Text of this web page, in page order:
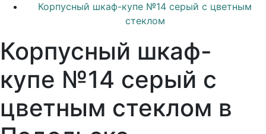
Корпусный шкаф-купе №14 серый с цветным
стеклом
Корпусный шкаф-
купе №14 серый с
цветным стеклом в